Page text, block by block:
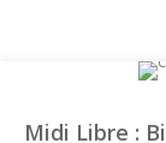
Midi Libre :